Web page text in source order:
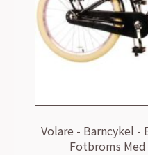
Volare - Barncykel -
Fotbroms